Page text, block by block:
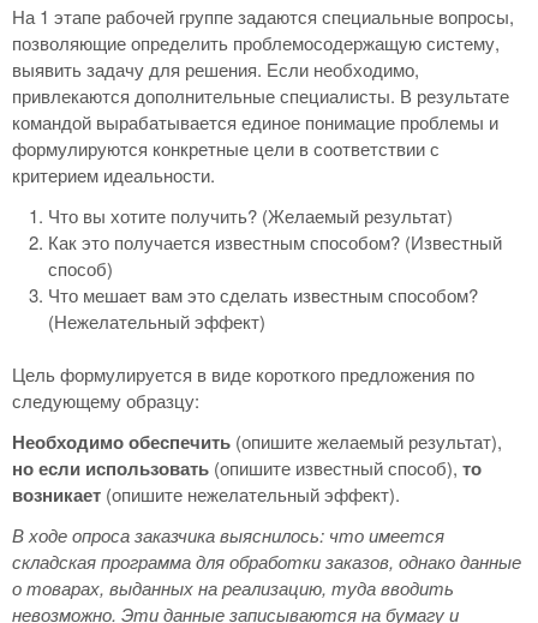
На 1 этапе рабочей группе задаются специальные вопросы,
позволяющие определить проблемосодержащую систему,
выявить задачу для решения. Если необходимо,
привлекаются дополнительные специалисты. В результате
командой вырабатывается единое понимацие проблемы и
формулируются конкретные цели в соответствии с
критерием идеальности.
Что вы хотите получить? (Желаемый результат)
Как это получается известным способом? (Известный
способ)
Что мешает вам это сделать известным способом?
(Нежелательный эффект)
Цель формулируется в виде короткого предложения по
следующему образцу:
Необходимо обеспечить (опишите желаемый результат),
но если использовать (опишите известный способ), то
возникает (опишите нежелательный эффект).
В ходе опроса заказчика выяснилось: что имеется
складская программа для обработки заказов, однако данные
о товарах, выданных на реализацию, туда вводить
невозможно. Эти данные записываются на бумагу и